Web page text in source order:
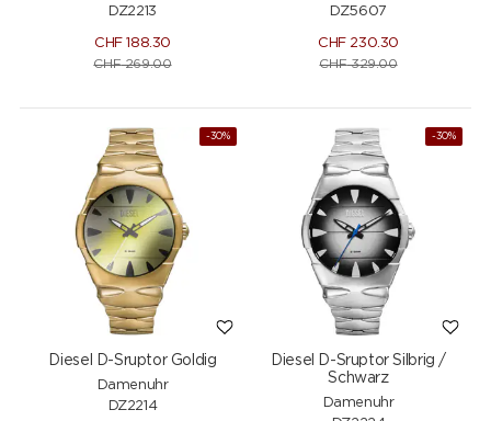
DZ2213
CHF 188.30
CHF269.00
DZ5607
CHF 230.30
CHF329.00
-30%
Diesel D-Sruptor Goldig
Damenuhr
DZ2214
-30%
Diesel D-Sruptor Silbrig /
Schwarz
Damenuhr